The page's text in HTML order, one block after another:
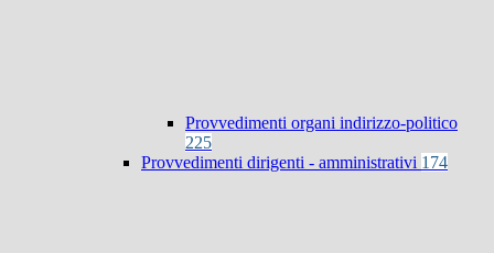
Provvedimenti organi indirizzo-politico
225
Provvedimenti dirigenti - amministrativi 174